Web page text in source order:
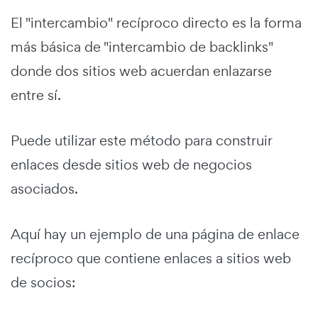
El "intercambio" recíproco directo es la forma
más básica de "intercambio de backlinks"
donde dos sitios web acuerdan enlazarse
entre sí.
Puede utilizar este método para construir
enlaces desde sitios web de negocios
asociados.
Aquí hay un ejemplo de una página de enlace
recíproco que contiene enlaces a sitios web
de socios: